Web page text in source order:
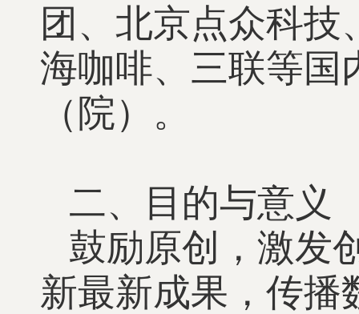
团、北京点众科
海咖啡、三联等国
（院）。
二、目的与意义
鼓励原创，激发
新最新成果，传播